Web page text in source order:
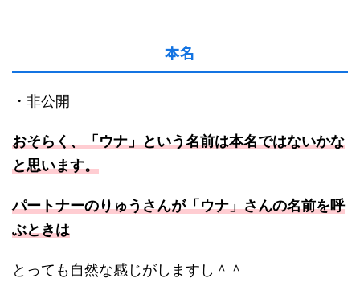
本名
・非公開
おそらく、「ウナ」という名前は本名ではないかな
と思います。
パートナーのりゅうさんが「ウナ」さんの名前を呼
ぶときは
とっても自然な感じがしますし＾＾